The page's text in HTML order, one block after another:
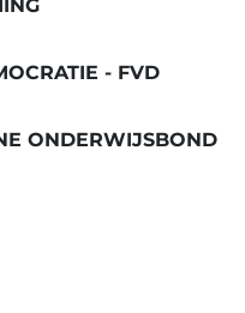
- FVD
ONDERWIJSBOND